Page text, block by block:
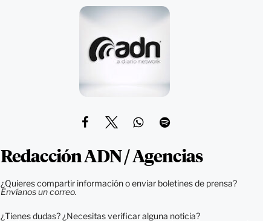
Redacción ADN / Agencias
¿Quieres compartir información o enviar boletines de prensa?
Envíanos un correo.
¿Tienes dudas? ¿Necesitas verificar alguna noticia?